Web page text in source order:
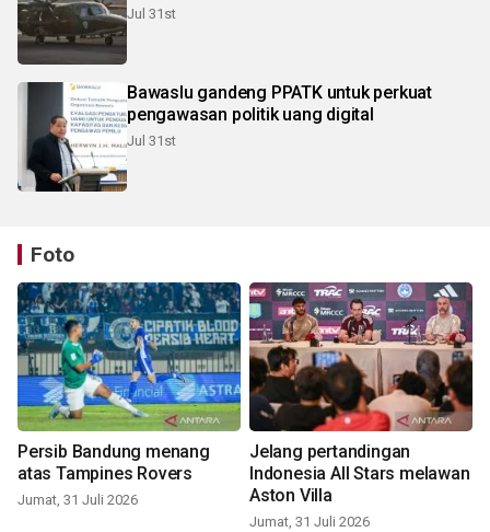
Jul 31st
Bawaslu gandeng PPATK untuk perkuat
pengawasan politik uang digital
Jul 31st
Foto
Persib Bandung menang
atas Tampines Rovers
Jumat, 31 Juli 2026
Jelang pertandingan
Indonesia All Stars melawan
Aston Villa
Jumat, 31 Juli 2026